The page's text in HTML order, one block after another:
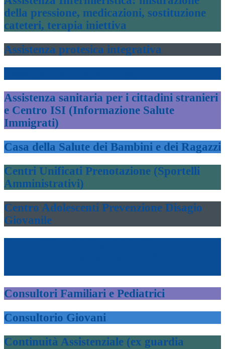
della pressione, medicazioni, sostituzione
cateteri, terapia iniettiva
Assistenza protesica integrativa
Assistenza sanitaria per i cittadini stranieri
e Centro ISI (Informazione Salute
Immigrati)
Casa della Salute dei Bambini e dei Ragazzi
Centri Unificati Prenotazione (Sportelli
Amministrativi)
Centro Adolescenti Prevenzione Disagio
Giovanile
Consultori Familiari e Pediatrici
Consultorio Giovani
Continuità Assistenziale (ex guardia